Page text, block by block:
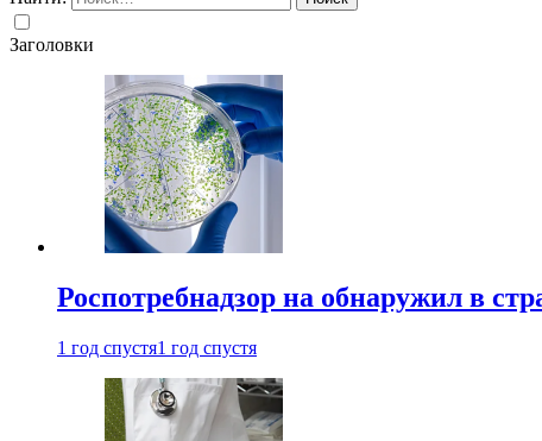
Заголовки
Роспотребнадзор на обнаружил в
1 год спустя1 год спустя